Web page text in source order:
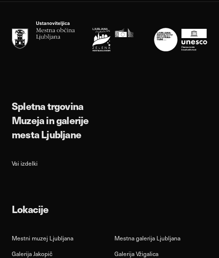
Spletna trgovina
Muzeja in galerije
mesta Ljubljane
Vsi izdelki
Lokacije
Mestni muzej Ljubljana
Mestna galerija Ljubljana
Galerija Jakopič
Galerija Vžigalica